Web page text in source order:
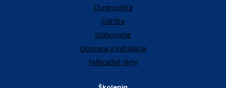
Diagnostika
Údržba
Sťahovanie
Doprava a inštalácia
Náhradné diely